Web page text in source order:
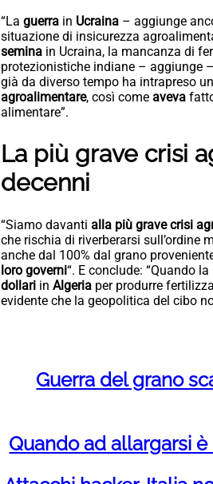
“La guerra in Ucraina – aggiunge
situazione di insicurezza
semina in Ucraina, la mancanza di
protezionistiche indiane – aggiunge
già da diverso tempo ha intrapreso
agroalimentare, così come aveva
alimentare”.
La più grave crisi
decenni
“Siamo davanti alla più grave crisi
che rischia di riverberarsi sull’ordine
anche dal 100% dal grano
loro governi“. E conclude: “Quando la
dollari in Algeria per produrre
evidente che la geopolitica del cibo
Guerra del grano
Quando ad allargarsi